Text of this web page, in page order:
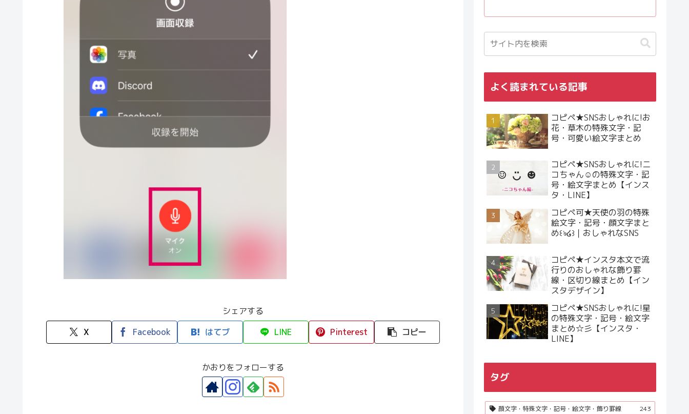
シェアする
X
Facebook はてブ LINE Pinterest コピー
かおりをフォローする
よく読まれている記事
コピペ★SNSおしゃれに!お
花・草木の特殊文字・記
号・可愛い絵文字まとめ
コピペ★SNSおしゃれに!ニ
コちゃん☺︎の特殊文字・記
号・絵文字まとめ【インス
タ・LINE】
コピペ可★天使の羽の特殊
絵文字・記号・顔文字まと
め꒰ঌ໒꒱｜おしゃれなSNS
コピペ★インスタ本文で流
行りのおしゃれな飾り罫
線・区切り線まとめ【イン
スタデザイン】
コピペ★SNSおしゃれに!星
の特殊文字・記号・絵文字
まとめ☆彡【インスタ・
LINE】
タグ
顔文字・特殊文字・記号・絵文字・飾り罫線
243